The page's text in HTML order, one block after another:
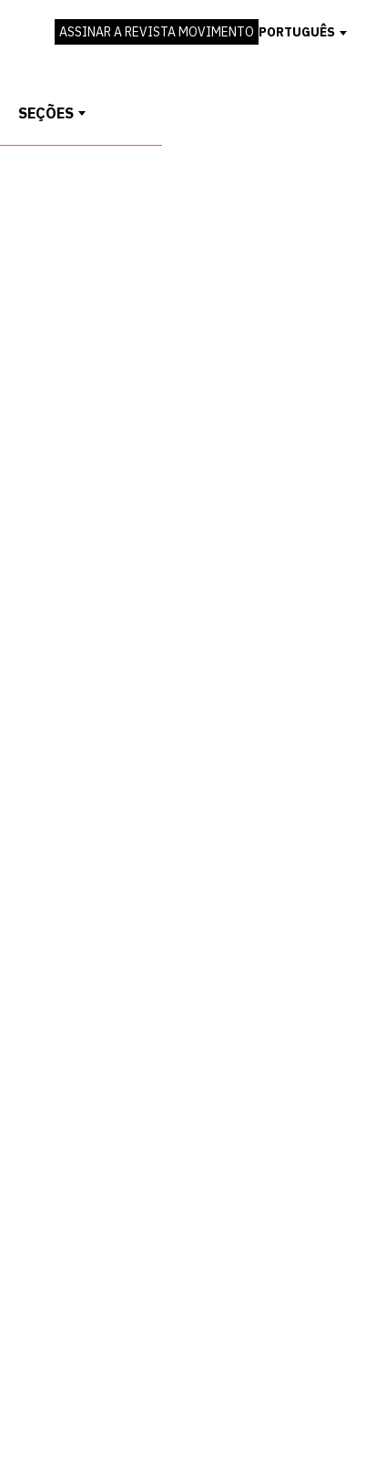
ASSINAR A REVISTA MOVIMENTO PORTUGUÊS
SEÇÕES